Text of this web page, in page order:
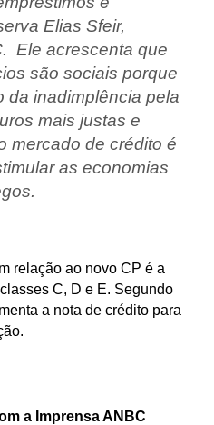
Elias Sfeir,
. Ele acrescenta que
são sociais porque
da inadimplência pela
mais justas e
mercado de crédito é
as economias
relação ao novo CP é a
C, D e E. Segundo
a nota de crédito para
a Imprensa ANBC